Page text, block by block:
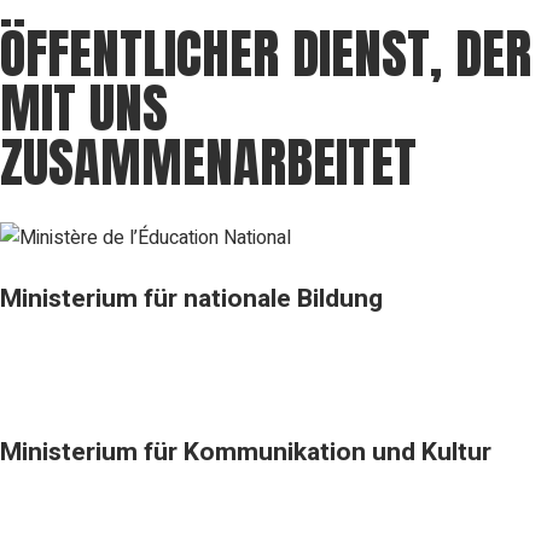
ÖFFENTLICHER DIENST, DER
MIT UNS
ZUSAMMENARBEITET
Ministerium für nationale Bildung
Ministerium für Kommunikation und Kultur